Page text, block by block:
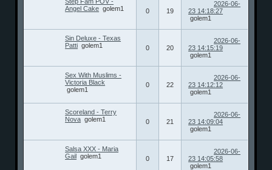
Angel Cake golem1 0 19
2026-06-
23 14:18:27
golem1
Sin Deluxe - Texas
Patti golem1 0 20
2026-06-
23 14:15:19
golem1
Sex With Muslims -
Victoria Black
golem1
0 22
2026-06-
23 14:12:12
golem1
Scoreland - Terry
Nova golem1 0 21
2026-06-
23 14:09:04
golem1
Salsa XXX - Maria
Gail golem1 0 17
2026-06-
23 14:05:58
golem1